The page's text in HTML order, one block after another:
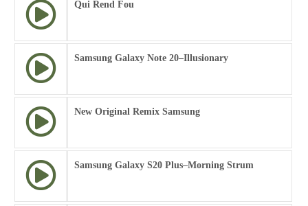
Qui Rend Fou
Samsung Galaxy Note 20–Illusionary
New Original Remix Samsung
Samsung Galaxy S20 Plus–Morning Strum